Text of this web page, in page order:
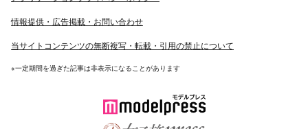
情報提供・広告掲載・お問い合わせ
当サイトコンテンツの無断複写・転載・引用の禁止について
※一定期間を過ぎた記事は非表示になることがあります